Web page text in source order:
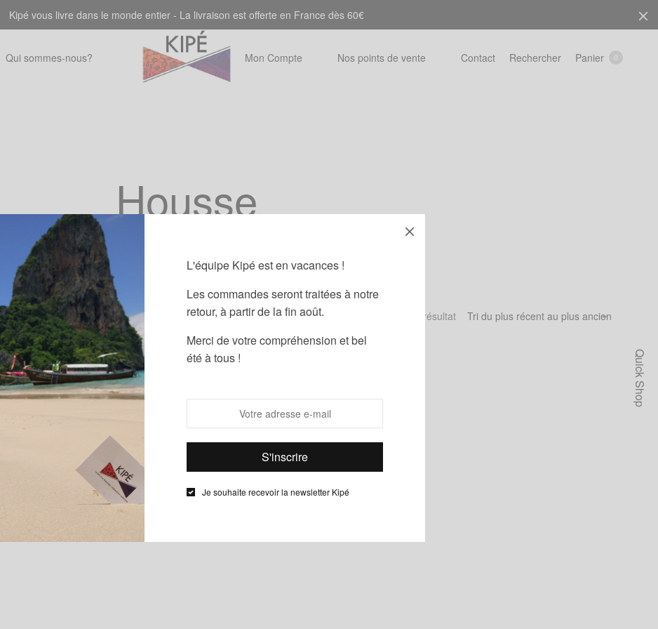
L'équipe Kipé est en vacances !
Les commandes seront traitées à notre
retour, à partir de la fin août.
Merci de votre compréhension et bel
été à tous !
Je souhaite recevoir la newsletter Kipé
Kipé vous livre dans le monde entier - La livraison est offerte en France dès 60€
Qui sommes-nous? Mon Compte Nos points de vente Contact Rechercher Panier
Housse
Voici le seul résultat
Quick Shop